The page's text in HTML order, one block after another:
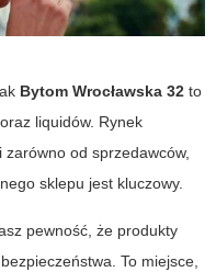
Bytom Wrocławska 32 to
liquidów. Rynek
od sprzedawców,
sklepu jest kluczowy.
pewność, że produkty
To miejsce,